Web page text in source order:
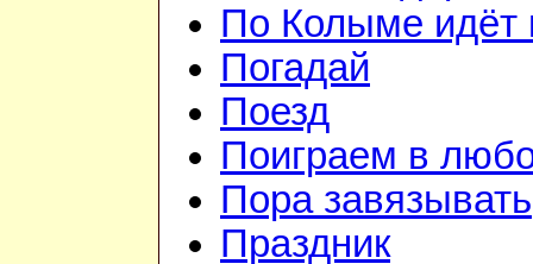
По Колыме идёт
Погадай
Поезд
Поиграем в
Пора завязывать
Праздник